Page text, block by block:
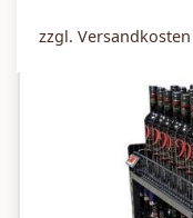
zzgl. Versandkosten